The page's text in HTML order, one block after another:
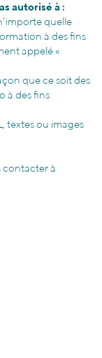
autorisé à :
quelle
à des fins
appelé «
que ce soit des
à des fins
textes ou images
contacter à